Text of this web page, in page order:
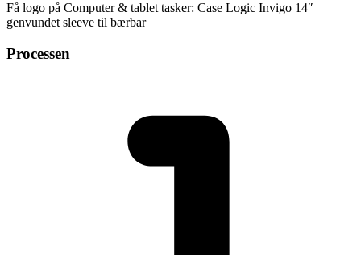
Få logo på Computer & tablet tasker: Case Logic Invigo 14″
genvundet sleeve til bærbar
Processen